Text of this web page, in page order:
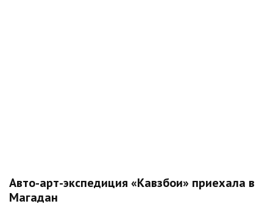
Авто-арт-экспедиция «Кавзбои» приехала в
Магадан